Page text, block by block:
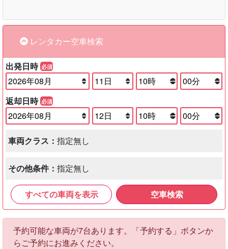
レンタカー空車検索
出発日時 必須
返却日時 必須
車両クラス： 指定無し
その他条件： 指定無し
すべての車両を表示 空車検索
予約可能な車両が7台あります。「予約する」ボタンか
らご予約にお進みください。